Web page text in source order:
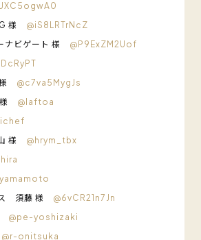
G 様 @iS8LRTrNcZ
ナビゲート 様 @P9ExZM2Uof
様 @c7va5MygJs
様 @laftoa
様 @hrym_tbx
ス 須藤 様 @6vCR21n7Jn
@pe-yoshizaki
@r-onitsuka